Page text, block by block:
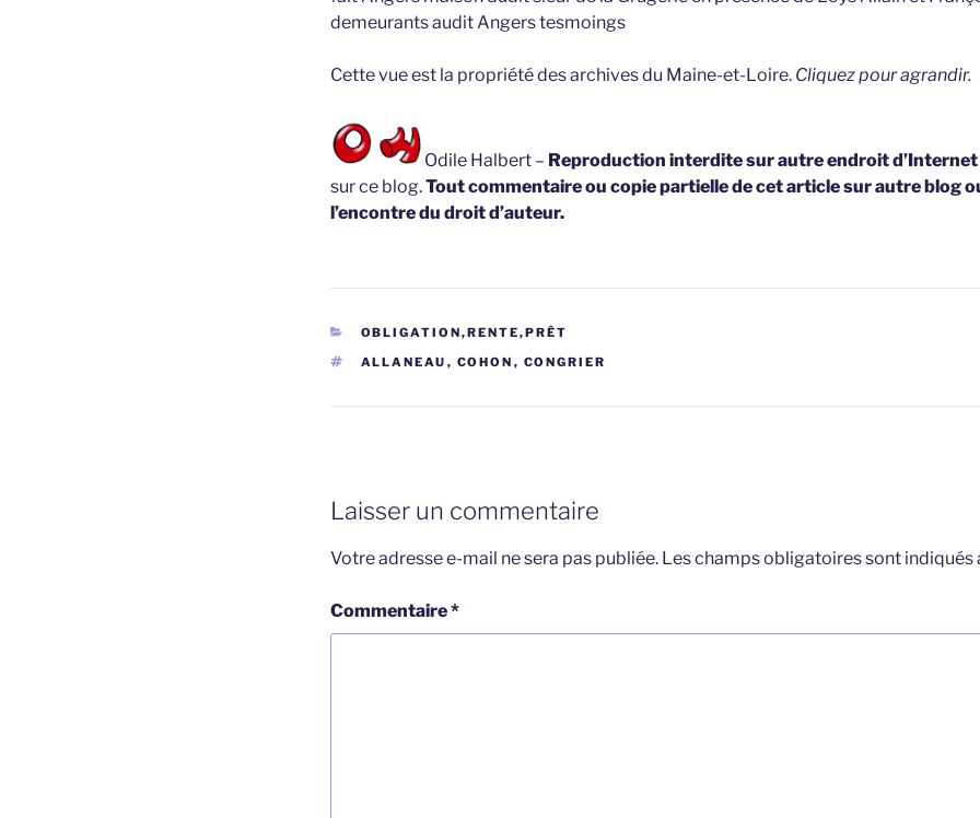
demeurants audit Angers tesmoings
Cette vue est la propriété des archives du Maine-et-Loire. Cliquez pour agrandir.
Odile Halbert – Reproduction interdite sur autre endroit d’Internet
sur ce blog.Tout commentaire ou copie partielle de cet article sur autre blog
l’encontre du droit d’auteur.
CATÉGORIES
OBLIGATION,RENTE,PRÊT
ÉTIQUETTES
ALLANEAU , COHON , CONGRIER
Laisser un commentaire
Votre adresse e-mail ne sera pas publiée. Les champs obligatoires sont indiqués
Commentaire*